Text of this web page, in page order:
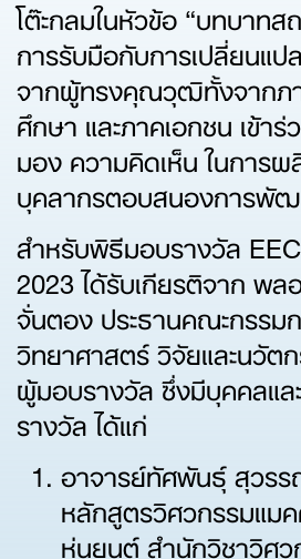
โต๊ะกลมในหัวข้อ “บทบาท
การรับมือกับการเปลี่ยนแป
จากผู้ทรงคุณวุฒิทั้งจากภ
ศึกษา และภาคเอกชน เข้า
มอง ความคิดเห็น ในการ
บุคลากรตอบสนองการพั
สำหรับพิธีมอบรางวัล
2023 ได้รับเกียรติจาก พล
จั่นตอง ประธานคณะกรร
วิทยาศาสตร์ วิจัยและนวั
ผู้มอบรางวัล ซึ่งมีบุคคลแล
รางวัล ได้แก่
อาจารย์ทัศพันธุ์ สุวร
หลักสูตรวิศวกรรมแม
หุ่นยนต์ สำนักวิชาวิศว